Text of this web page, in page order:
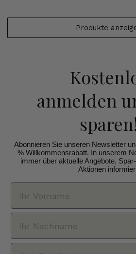
Produkte
anmelden
Abonnieren Sie unseren Newsletter
% Willkommensrabatt. In unserem
immer über aktuelle Angebote,
Aktionen